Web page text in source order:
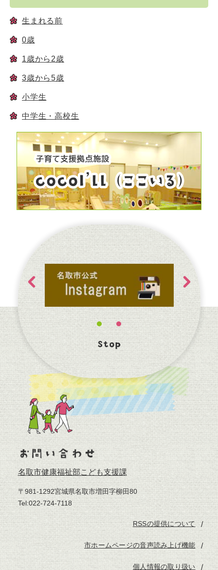
生まれる前
0歳
1歳から2歳
3歳から5歳
小学生
中学生・高校生
名取市健康福祉部こども支援課
〒981-1292宮城県名取市増田字柳田80
Tel:022-724-7118
RSSの提供について
市ホームページの音声読み上げ機能
個人情報の取り扱い